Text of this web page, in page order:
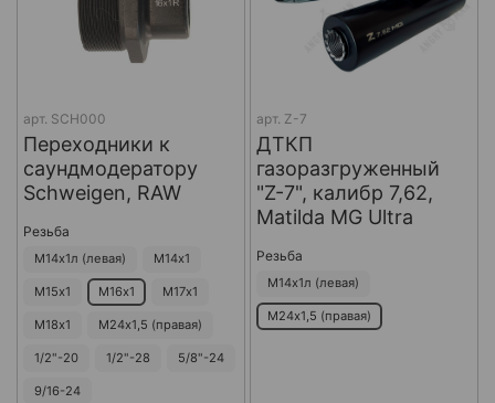
арт. SCH000
Переходники к
саундмодератору
Schweigen, RAW
Резьба
М14х1л (левая) М14х1
М15х1 М16х1 М17х1
М18х1 М24х1,5 (правая)
1/2"-20 1/2"-28 5/8"-24
9/16-24
арт. Z-7
ДТКП
газоразгруженный
"Z-7", калибр 7,62,
Matilda MG Ultra
Резьба
М14х1л (левая)
М24х1,5 (правая)